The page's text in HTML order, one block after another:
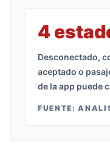
4
Desconectado,
aceptado o
de la app puede
FUENTE: